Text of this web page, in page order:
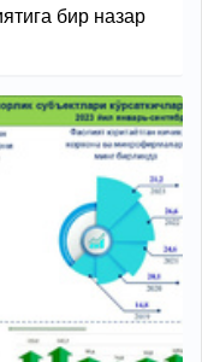
бир назар